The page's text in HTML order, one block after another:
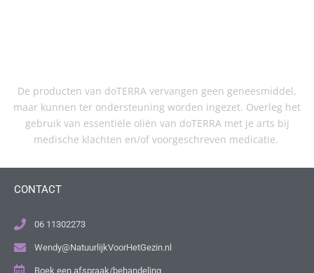
De producten van doTERRA vervangen geen geneesmiddel,
maar kunnen ter ondersteuning worden ingezet. Overleg het
gebruik van essentiële oliën van doTERRA met je arts bij
medische klachten en/of voorgeschreven medicatie.
CONTACT
06 11302273
Wendy@NatuurlijkVoorHetGezin.nl
Boek een afspraak/behandeling